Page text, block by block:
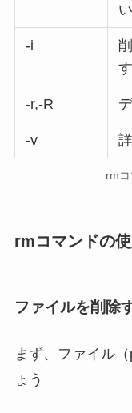
い
-i
す
-r,-R
-v
rm
rmコマンドの
ファイルを削除
まず、ファイル
ょう